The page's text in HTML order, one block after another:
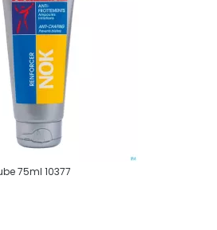
75ml 10377